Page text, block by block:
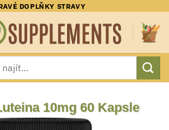
DOPLŇKY STRAVY
10mg 60 Kapsle